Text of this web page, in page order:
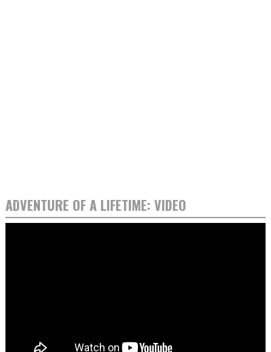
ADVENTURE OF A LIFETIME: VIDEO